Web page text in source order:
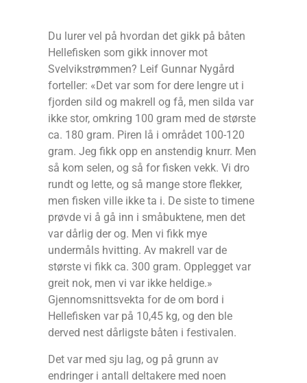
Du lurer vel på hvordan det gikk på båten
Hellefisken som gikk innover mot
Svelvikstrømmen? Leif Gunnar Nygård
forteller: «Det var som for dere lengre ut i
fjorden sild og makrell og få, men silda var
ikke stor, omkring 100 gram med de største
ca. 180 gram. Piren lå i området 100-120
gram. Jeg fikk opp en anstendig knurr. Men
så kom selen, og så for fisken vekk. Vi dro
rundt og lette, og så mange store flekker,
men fisken ville ikke ta i. De siste to timene
prøvde vi å gå inn i småbuktene, men det
var dårlig der og. Men vi fikk mye
undermåls hvitting. Av makrell var de
største vi fikk ca. 300 gram. Opplegget var
greit nok, men vi var ikke heldige.»
Gjennomsnittsvekta for de om bord i
Hellefisken var på 10,45 kg, og den ble
derved nest dårligste båten i festivalen.
Det var med sju lag, og på grunn av
endringer i antall deltakere med noen